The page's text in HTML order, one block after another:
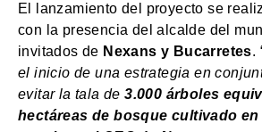
El lanzamiento del proyecto se
con la presencia del alcalde del
invitados de Nexans y Bucarretes.
el inicio de una estrategia en
evitar la tala de3.000 árboles
hectáreas de bosque cultivado en